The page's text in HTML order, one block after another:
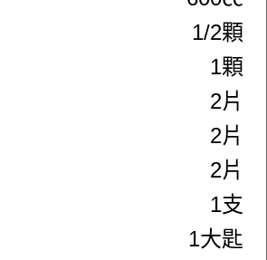
1/2顆
1顆
2片
2片
2片
1支
1大匙